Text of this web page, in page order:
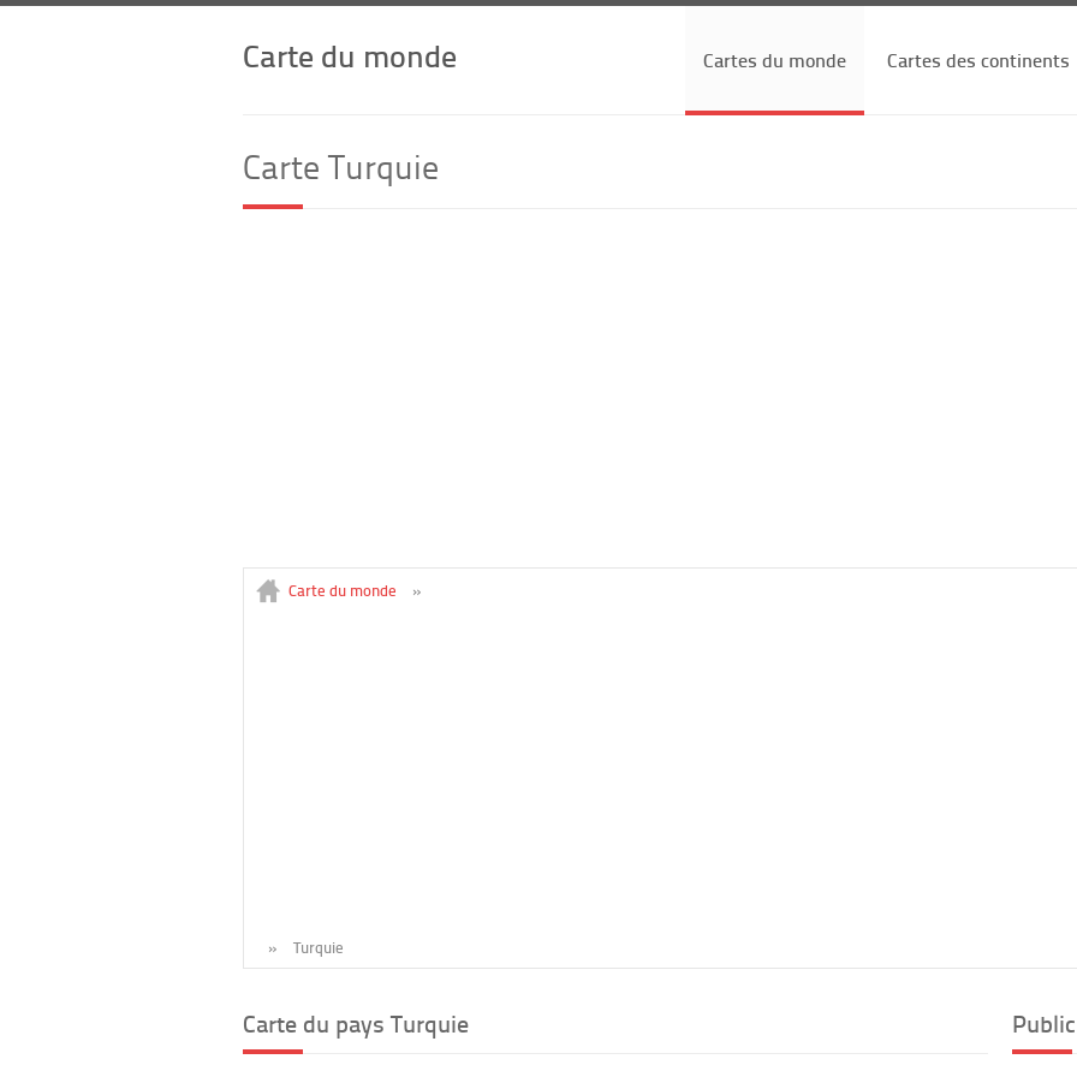
Carte du monde Cartes du monde Cartes des continents
Carte Turquie
Carte du monde »
» Turquie
Carte du pays Turquie